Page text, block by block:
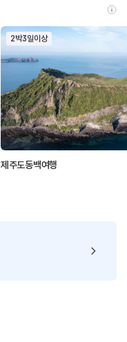
2박3일이상
제주도동백여행